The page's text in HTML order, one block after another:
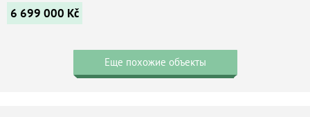
6 699 000 Kč
Еще похожие объекты